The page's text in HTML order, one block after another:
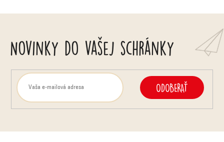
ý
i
s
Novinky do vašej schránky
ODOBERAŤ